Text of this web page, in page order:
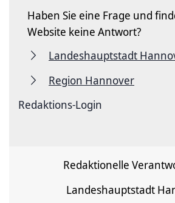
Haben Sie eine Frage und
Website keine Antwort?
Landeshauptstadt
Region Hannover
Redaktions-Login
Redaktionelle
Landeshauptstadt